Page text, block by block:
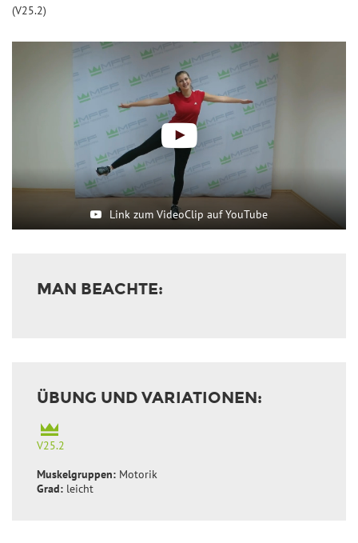
(V25.2)
Link zum VideoClip auf YouTube
MAN BEACHTE:
ÜBUNG UND VARIATIONEN:
V25.2
Muskelgruppen: Motorik
Grad: leicht